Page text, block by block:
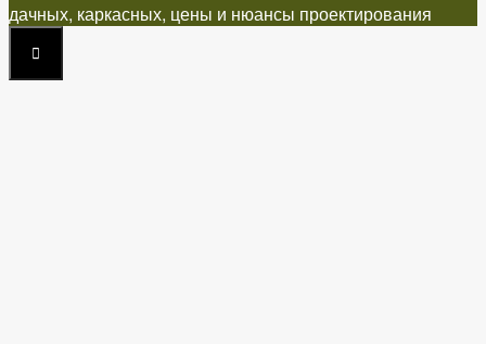
дачных, каркасных, цены и нюансы проектирования